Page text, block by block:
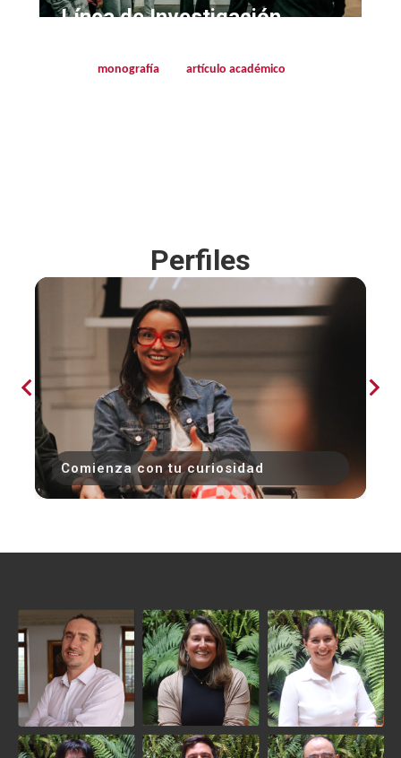
Línea de Investigación
monografía artículo académico
Perfiles
Comienza con tu curiosidad